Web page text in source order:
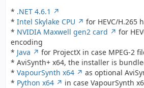
* .NET 4.6.1
* Intel Skylake CPU
for HEVC/H.265
* NVIDIA Maxwell gen2 card
for
encoding
* Java
for ProjectX in case MPEG-2
* AviSynth+ x64, the installer is
* VapourSynth x64
as optional
* Python x64
in case VapourSynth